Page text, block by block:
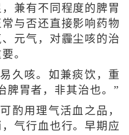
兼有不同程度的脾胃
与否还直接影响药物
元气，对霾尘咳的治
。
久咳。如兼痰饮，重
脾胃者，非其治也。”
酌用理气活血之品，
气行血也行。早期应